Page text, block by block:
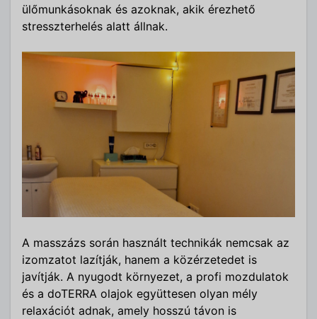
ülőmunkásoknak és azoknak, akik érezhető
stresszterhelés alatt állnak.
A masszázs során használt technikák nemcsak az
izomzatot lazítják, hanem a közérzetedet is
javítják. A nyugodt környezet, a profi mozdulatok
és a doTERRA olajok együttesen olyan mély
relaxációt adnak, amely hosszú távon is